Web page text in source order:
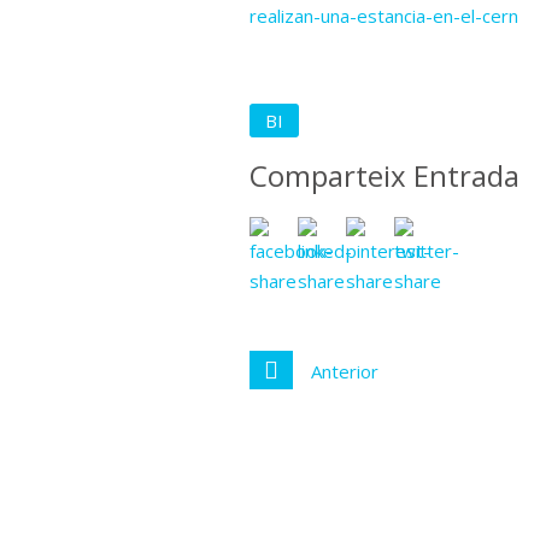
realizan-una-estancia-en-el-cern
BI
Comparteix Entrada
Anterior